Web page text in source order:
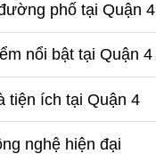
phố tại Quận 4
nổi bật tại Quận 4
tiện ích tại Quận 4
nghệ hiện đại